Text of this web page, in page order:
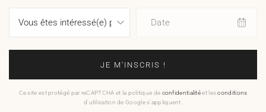
Date
JE M'INSCRIS !
Ce site est protégé par reCAPTCHA et la politique de confidentialitéet lesconditions
d'utilisation de Google s'appliquent.